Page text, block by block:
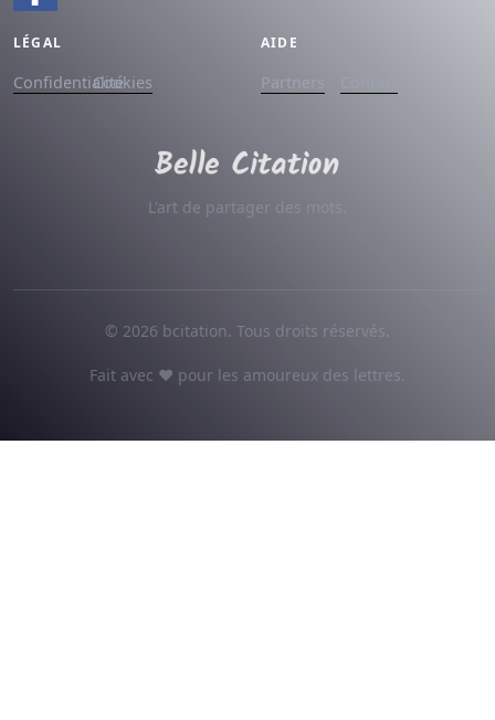
LÉGAL
ConfidentialitéCookies
AIDE
Partners
L'art de partager des mots.
© 2026 bcitation. Tous droits réservés.
Fait avec ♥ pour les amoureux des lettres.